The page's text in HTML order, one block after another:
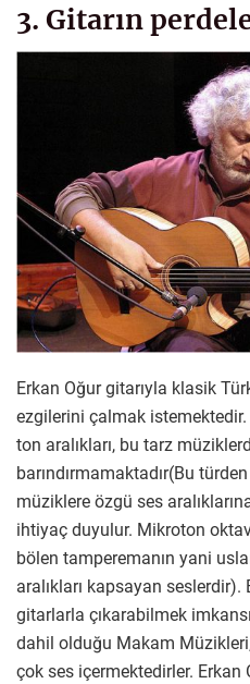
3. Gitarın
Erkan Oğur gitarıyla klasik
ezgilerini çalmak
ton aralıkları, bu tarz
barındırmamaktadır(Bu
müziklere özgü ses
ihtiyaç duyulur. Mikroton
bölen tamperemanın yani
aralıkları kapsayan
gitarlarla çıkarabilmek
dahil olduğu Makam
çok ses içermektedirler.